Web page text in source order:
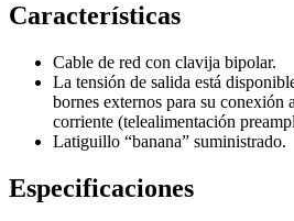
Características
Cable de red con clavija bipolar.
La tensión de salida está
bornes externos para su conexión
corriente (telealimentación
Latiguillo “banana” suministrado.
Especificaciones